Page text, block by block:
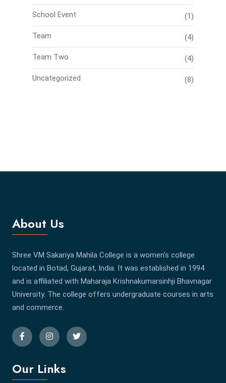
School Event (1)
Team (4)
Team Two (4)
Uncategorized (8)
About Us
Shree VM Sakariya Mahila College is a women's college
located in Botad, Gujarat, India. It was established in 1994
and is affiliated with Maharaja Krishnakumarsinhji Bhavnagar
University. The college offers undergraduate courses in arts
and commerce.
Our Links